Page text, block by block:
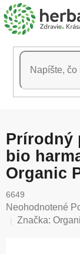
Prejsť
na
obsah
Prírodný
bio
Organic
6649
Priemerné
hodnotenie
Neohodnotené
Značka: